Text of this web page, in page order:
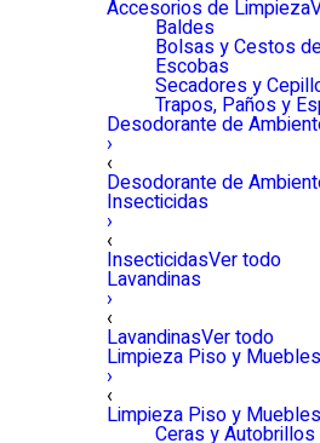
Accesorios de Limpieza
Baldes
Bolsas y Cestos
Escobas
Secadores y
Trapos, Paños y
Desodorante de
›
‹
Desodorante de
Insecticidas
›
‹
InsecticidasVer todo
Lavandinas
›
‹
LavandinasVer todo
Limpieza Piso y Muebles
›
‹
Limpieza Piso y Muebles
Ceras y Autobrillos